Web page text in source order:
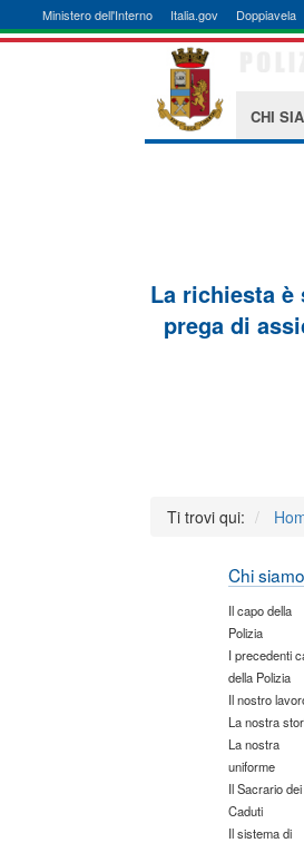
Ministero dell'Interno Italia.gov Doppiavela
CHI
La richiesta
prega di
Ti trovi qui:
Chi siamo
Il capo della
Polizia
I precedenti
della Polizia
Il nostro
La nostra
La nostra
uniforme
Il Sacrario dei
Caduti
Il sistema di